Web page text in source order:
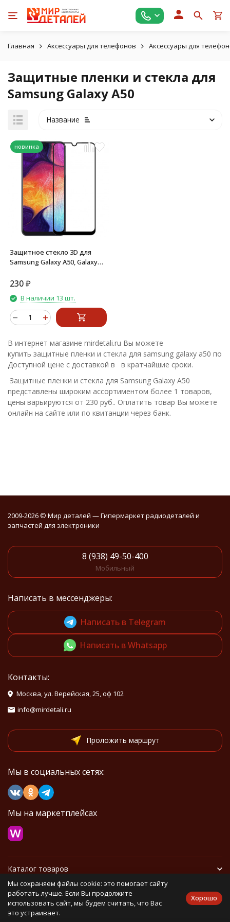
Главная Аксессуары для телефонов Аксессуары для
Защитные пленки и стекла для
Samsung Galaxy A50
Название
новинка
Защитное стекло 3D для
Samsung Galaxy A50, Galaxy
(черный)
230₽
В наличии 13 шт.
В интернет магазине mirdetali.ru Вы можете
купить защитные пленки и стекла для samsung galaxy a50 по
Доступной цене с доставкой в в кратчайшие сроки.
Защитные пленки и стекла для Samsung Galaxy A50
представлены широким ассортиментом более 1 товаров,
цены варьируются от 230 руб.. Оплатить товар Вы можете
онлайн на сайте или по квитанции через банк.
2009-2026 © Мир деталей — Гипермаркет радиодеталей и
запчастей для электроники
8 (938) 49-50-400
Мобильный
Написать в мессенджеры:
Написать в Telegram
Написать в Whatsapp
Контакты:
Москва, ул. Верейская, 25, оф 102
info@mirdetali.ru
Проложить маршрут
Мы в социальных сетях:
Мы на маркетплейсах
Каталог товаров
Информация
Мы сохраняем файлы cookie: это помогает сайту
работать лучше. Если Вы продолжите
использовать сайт, мы будем считать, что Вас
это устраивает.
Хорошо